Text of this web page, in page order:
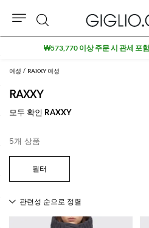
여성 RAXXY 여성
RAXXY
모두 확인 RAXXY
5개 상품
검
색
₩573,770 이상 주문 시 관세 포